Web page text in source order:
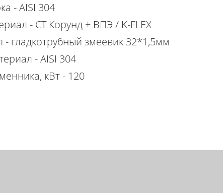
- AISI 304
- СТ Корунд + ВПЭ / K-FLEX
- гладкотрубный змеевик 32*1,5мм
- AISI 304
кВт - 120